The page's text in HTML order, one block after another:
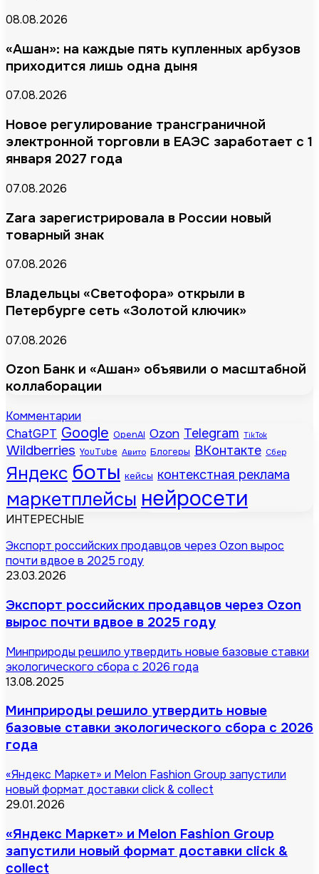
08.08.2026
«Ашан»: на каждые пять купленных арбузов
приходится лишь одна дыня
07.08.2026
Новое регулирование трансграничной
электронной торговли в ЕАЭС заработает с 1
января 2027 года
07.08.2026
Zara зарегистрировала в России новый
товарный знак
07.08.2026
Владельцы «Светофора» открыли в
Петербурге сеть «Золотой ключик»
07.08.2026
Ozon Банк и «Ашан» объявили о масштабной
коллаборации
Комментарии
ChatGPT Google OpenAI Ozon Telegram TikTok
Wildberries YouTube Авито Блогеры ВКонтакте Сбер
Яндекс боты кейсы контекстная реклама
маркетплейсы нейросети
ИНТЕРЕСНЫЕ
Экспорт российских продавцов через Ozon вырос
почти вдвое в 2025 году
23.03.2026
Экспорт российских продавцов через Ozon
вырос почти вдвое в 2025 году
Минприроды решило утвердить новые базовые ставки
экологического сбора с 2026 года
13.08.2025
Минприроды решило утвердить новые
базовые ставки экологического сбора с 2026
года
«Яндекс Маркет» и Melon Fashion Group запустили
новый формат доставки click & collect
29.01.2026
«Яндекс Маркет» и Melon Fashion Group
запустили новый формат доставки click &
collect